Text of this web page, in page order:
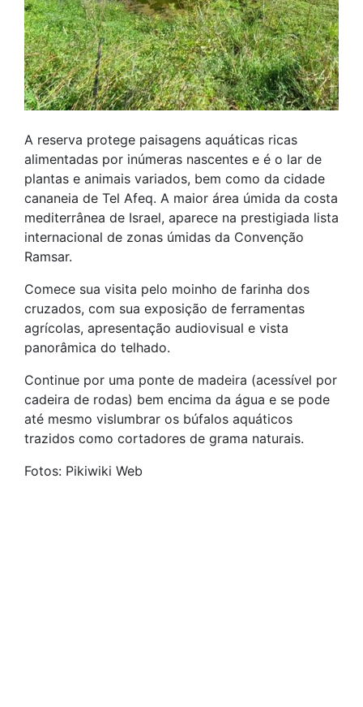
A reserva protege paisagens aquáticas ricas
alimentadas por inúmeras nascentes e é o lar de
plantas e animais variados, bem como da cidade
cananeia de Tel Afeq. A maior área úmida da costa
mediterrânea de Israel, aparece na prestigiada lista
internacional de zonas úmidas da Convenção
Ramsar.
Comece sua visita pelo moinho de farinha dos
cruzados, com sua exposição de ferramentas
agrícolas, apresentação audiovisual e vista
panorâmica do telhado.
Continue por uma ponte de madeira (acessível por
cadeira de rodas) bem encima da água e se pode
até mesmo vislumbrar os búfalos aquáticos
trazidos como cortadores de grama naturais.
Fotos: Pikiwiki Web